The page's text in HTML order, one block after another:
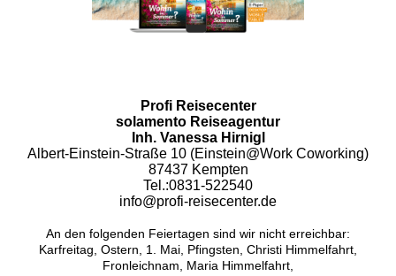
Profi Reisecenter
solamento Reiseagentur
Inh. Vanessa Hirnigl
Albert-Einstein-Straße 10 (Einstein@Work Coworking)
87437 Kempten
Tel.:0831-522540
info@profi-reisecenter.de
An den folgenden Feiertagen sind wir nicht erreichbar:
Karfreitag, Ostern, 1. Mai, Pfingsten, Christi Himmelfahrt,
Fronleichnam, Maria Himmelfahrt,